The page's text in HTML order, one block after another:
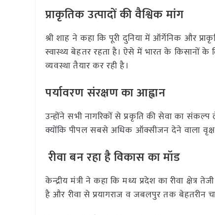
प्राकृतिक उत्पादों की वैश्विक मांग
श्री शाह ने कहा कि पूरी दुनिया में ऑर्गेनिक और
स्वास्थ्य बेहतर रहता है। ऐसे में भारत के किसानों के
व्यवस्था तैयार कर रही है।
पर्यावरण संरक्षण का आह्वान
उन्होंने सभी नागरिकों से प्रकृति की सेवा का
क्योंकि पीपल सबसे अधिक ऑक्सीजन देने वाला
रीवा बन रहा है विकास का मॉड
केन्द्रीय मंत्री ने कहा कि मध्य प्रदेश का रीवा
है और रीवा से प्रयागराज व जबलपुर तक बेहतरीन